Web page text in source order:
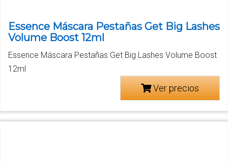
Essence Máscara Pestañas Get Big Lashes
Volume Boost 12ml
Essence Máscara Pestañas Get Big Lashes Volume Boost
12ml
Ver precios